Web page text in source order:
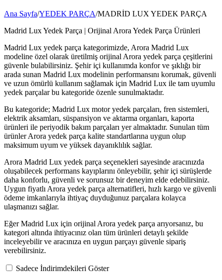
Ana Sayfa/YEDEK PARÇA/MADRİD LUX YEDEK PARÇA
Madrid Lux Yedek Parça | Orijinal Arora Yedek Parça Ürünleri
Madrid Lux yedek parça kategorimizde, Arora Madrid Lux
modeline özel olarak üretilmiş orijinal Arora yedek parça çeşitlerini
güvenle bulabilirsiniz. Şehir içi kullanımda konfor ve şıklığı bir
arada sunan Madrid Lux modelinin performansını korumak, güvenli
ve uzun ömürlü kullanım sağlamak için Madrid Lux ile tam uyumlu
yedek parçalar bu kategoride özenle sunulmaktadır.
Bu kategoride; Madrid Lux motor yedek parçaları, fren sistemleri,
elektrik aksamları, süspansiyon ve aktarma organları, kaporta
ürünleri ile periyodik bakım parçaları yer almaktadır. Sunulan tüm
ürünler Arora yedek parça kalite standartlarına uygun olup
maksimum uyum ve yüksek dayanıklılık sağlar.
Arora Madrid Lux yedek parça seçenekleri sayesinde aracınızda
oluşabilecek performans kayıplarını önleyebilir, şehir içi sürüşlerde
daha konforlu, güvenli ve sorunsuz bir deneyim elde edebilirsiniz.
Uygun fiyatlı Arora yedek parça alternatifleri, hızlı kargo ve güvenli
ödeme imkanlarıyla ihtiyaç duyduğunuz parçalara kolayca
ulaşmanızı sağlar.
Eğer Madrid Lux için orijinal Arora yedek parça arıyorsanız, bu
kategori altında ihtiyacınız olan tüm ürünleri detaylı şekilde
inceleyebilir ve aracınıza en uygun parçayı güvenle sipariş
verebilirsiniz.
Sadece İndirimdekileri Göster